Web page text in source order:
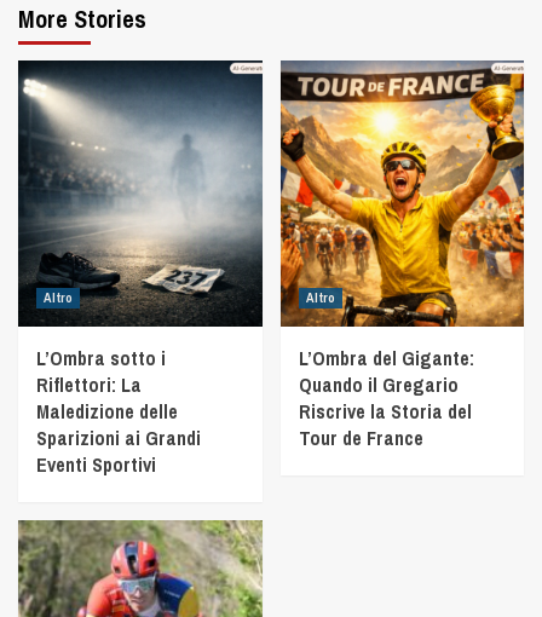
More Stories
Altro
L’Ombra sotto i
Riflettori: La
Maledizione delle
Sparizioni ai Grandi
Eventi Sportivi
Altro
L’Ombra del Gigante:
Quando il Gregario
Riscrive la Storia del
Tour de France